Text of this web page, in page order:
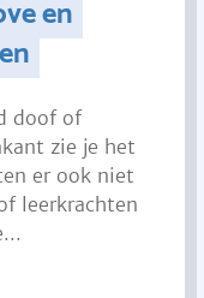
en
doof of
zie je het
er ook niet
leerkrachten